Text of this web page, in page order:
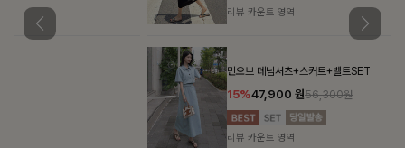
리뷰 카운트 영역
민오브 데님셔츠+스커트+벨트SET
47,900원56,300원
리뷰 카운트 영역